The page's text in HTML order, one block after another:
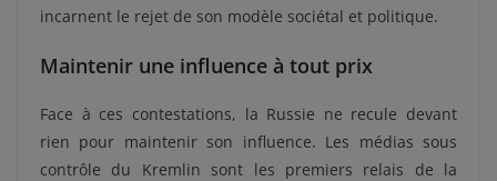
incarnent le rejet de son modèle sociétal et politique.
Maintenir une influence à tout prix
Face à ces contestations, la Russie ne recule devant
rien pour maintenir son influence. Les médias sous
contrôle du Kremlin sont les premiers relais de la